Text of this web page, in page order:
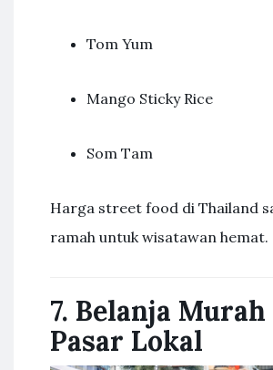
Tom Yum
Mango Sticky Rice
Som Tam
Harga street food di Thailand
ramah untuk wisatawan hemat.
7. Belanja
Pasar Lokal